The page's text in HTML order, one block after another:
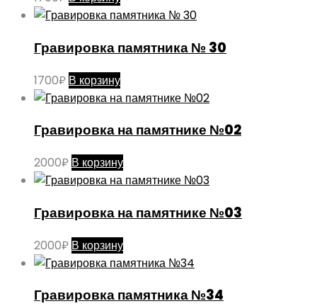
Гравировка памятника № 30
1700₽ В корзину
Гравировка на памятнике №02
2000₽ В корзину
Гравировка на памятнике №03
2000₽ В корзину
Гравировка памятника №34